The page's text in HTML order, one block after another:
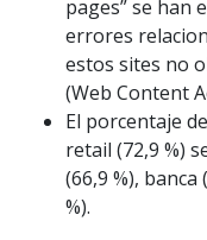
pages” se han
errores
estos sites no
(Web Content
El porcentaje
retail (72,9 %)
(66,9 %), banca
%).